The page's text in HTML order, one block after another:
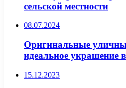
сельской местности
08.07.2024
Оригинальные
идеальное украшение
15.12.2023